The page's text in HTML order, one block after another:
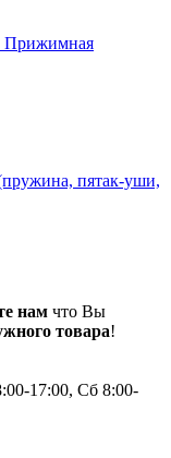
Прижимная
пятак-уши,
нам что Вы
товара!
17:00, Сб 8:00-